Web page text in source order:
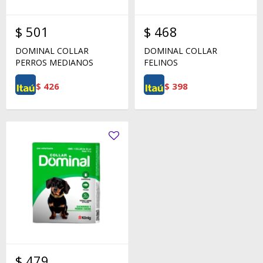
$ 501
DOMINAL COLLAR
PERROS MEDIANOS
$ 426
$ 468
DOMINAL COLLAR
FELINOS
$ 398